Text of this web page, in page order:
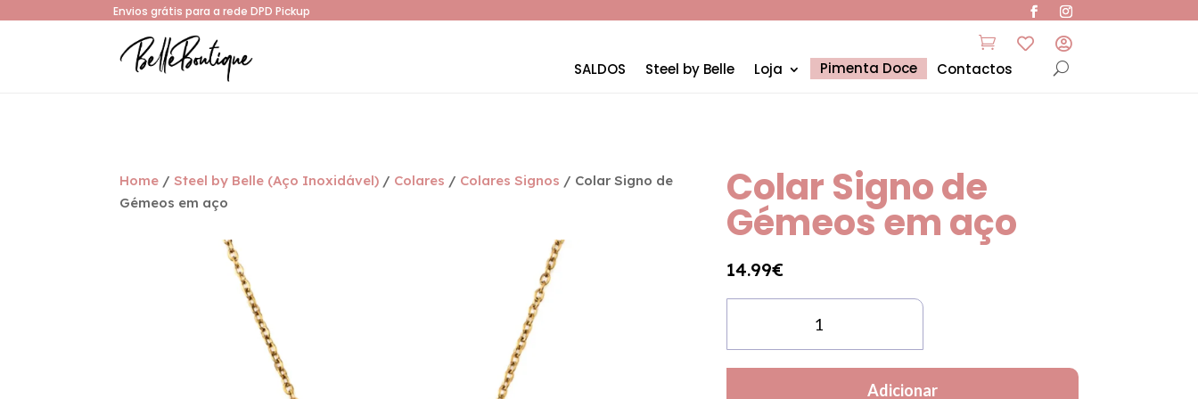
Envios grátis para a rede DPD Pickup
  
SALDOS Steel by Belle Loja Pimenta Doce Contactos
Home / Steel by Belle (Aço Inoxidável) / Colares / Colares Signos / Colar Signo de
Gémeos em aço
Colar Signo de
Gémeos em aço
14.99€
Colar
Adicionar